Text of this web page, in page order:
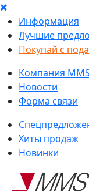
Информация
Лучшие
Покупай с
Компания MMS
Новости
Форма связи
Хиты продаж
Новинки